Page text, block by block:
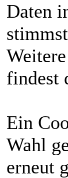
Daten
findest
Ein
Wahl
erneut